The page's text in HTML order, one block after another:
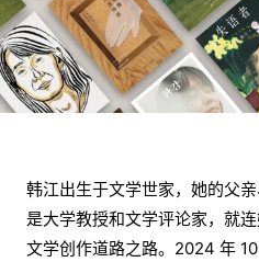
韩江出生于文学世家，她的父
是大学教授和文学评论家，就
文学创作道路之路。2024 年